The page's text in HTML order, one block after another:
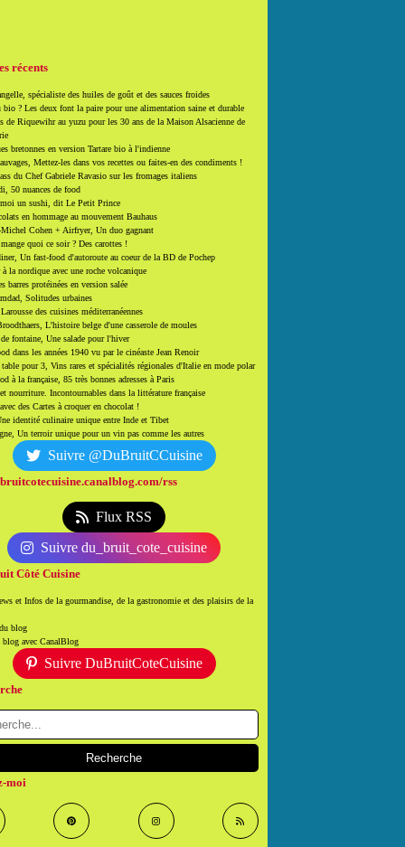
récents
spécialiste des huiles de goût et des sauces froides
bio ? Les deux font la paire pour une alimentation saine et durable
de Riquewihr au yuzu pour les 30 ans de la Maison Alsacienne de
bretonnes en version Tartare bio à l'indienne
Mettez-les dans vos recettes ou faites-en des condiments !
du Chef Gabriele Ravasio sur les fromages italiens
50 nuances de food
moi un sushi, dit Le Petit Prince
en hommage au mouvement Bauhaus
Michel Cohen + Airfryer, Un duo gagnant
quoi ce soir ? Des carottes !
Un fast-food d'autoroute au coeur de la BD de Pochep
la nordique avec une roche volcanique
barres protéinées en version salée
Solitudes urbaines
des cuisines méditerranéennes
L'histoire belge d'une casserole de moules
fontaine, Une salade pour l'hiver
dans les années 1940 vu par le cinéaste Jean Renoir
pour 3, Vins rares et spécialités régionales d'Italie en mode polar
à la française, 85 très bonnes adresses à Paris
nourriture. Incontournables dans la littérature française
des Cartes à croquer en chocolat !
identité culinaire unique entre Inde et Tibet
Un terroir unique pour un vin pas comme les autres
Suivre @DuBruitCCuisine
rss
Flux RSS
Suivre du_bruit_cote_cuisine
Côté Cuisine
et Infos de la gourmandise, de la gastronomie et des plaisirs de la
blog
blog avec CanalBlog
Suivre DuBruitCoteCuisine
moi